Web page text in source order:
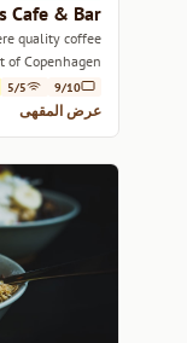
Cafe & Bar
quality coffee
Copenhagen.
9/10
5/5
عرض المقهى